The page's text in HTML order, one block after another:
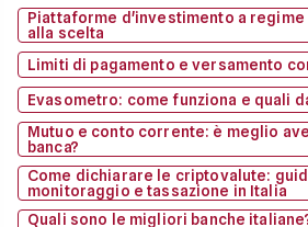
Piattaforme d'investimento a
alla scelta
Limiti di pagamento e versamento
Evasometro: come funziona e quali
Mutuo e conto corrente: è meglio
banca?
Come dichiarare le criptovalute:
monitoraggio e tassazione in Italia
Quali sono le migliori banche